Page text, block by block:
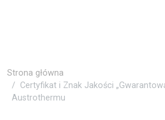
Strona główna
Certyfikat i Znak Jakości
Austrothermu